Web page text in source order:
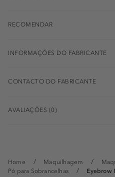
Home Maquilhagem
Pó para Sobrancelhas
Eyebrow
RECOMENDAR
INFORMAÇÕES DO FABRICANTE
CONTACTO DO FABRICANTE
AVALIAÇÕES (0)